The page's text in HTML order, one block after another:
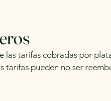
las tarifas cobradas por
tarifas pueden no ser